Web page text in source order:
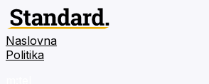
Naslovna
Politika